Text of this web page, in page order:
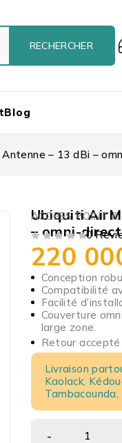
Blog
– 13 dBi –
ACCESS POINT
Ubiquiti
– omni- 0
220
Conception
Compatibilité
Facilité
Couverture
large zone.
Retour
Livraison
Kaolack,